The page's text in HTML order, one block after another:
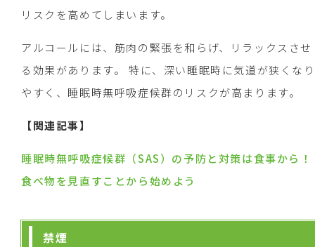
リスクを高めてしまいます。
アルコールには、筋肉の緊張を和らげ、リラックスさせ
る効果があります。 特に、深い睡眠時に気道が狭くなり
やすく、睡眠時無呼吸症候群のリスクが高まります。
【関連記事】
睡眠時無呼吸症候群（SAS）の予防と対策は食事から！
食べ物を見直すことから始めよう
禁煙